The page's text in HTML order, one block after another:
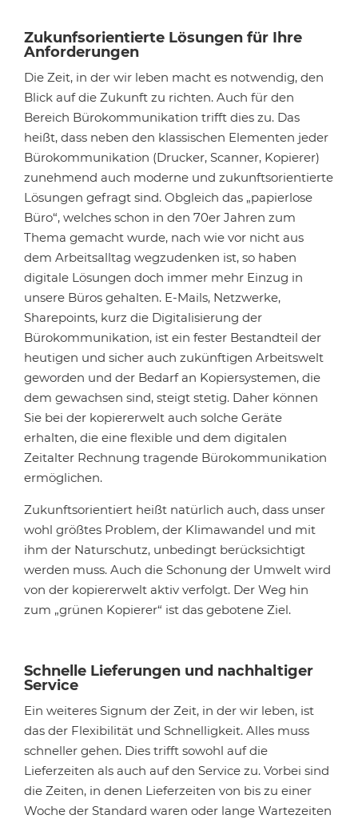
Zukunfsorientierte Lösungen für Ihre
Anforderungen
Die Zeit, in der wir leben macht es notwendig, den
Blick auf die Zukunft zu richten. Auch für den
Bereich Bürokommunikation trifft dies zu. Das
heißt, dass neben den klassischen Elementen jeder
Bürokommunikation (Drucker, Scanner, Kopierer)
zunehmend auch moderne und zukunftsorientierte
Lösungen gefragt sind. Obgleich das „papierlose
Büro“, welches schon in den 70er Jahren zum
Thema gemacht wurde, nach wie vor nicht aus
dem Arbeitsalltag wegzudenken ist, so haben
digitale Lösungen doch immer mehr Einzug in
unsere Büros gehalten. E-Mails, Netzwerke,
Sharepoints, kurz die Digitalisierung der
Bürokommunikation, ist ein fester Bestandteil der
heutigen und sicher auch zukünftigen Arbeitswelt
geworden und der Bedarf an Kopiersystemen, die
dem gewachsen sind, steigt stetig. Daher können
Sie bei der kopiererwelt auch solche Geräte
erhalten, die eine flexible und dem digitalen
Zeitalter Rechnung tragende Bürokommunikation
ermöglichen.
Zukunftsorientiert heißt natürlich auch, dass unser
wohl größtes Problem, der Klimawandel und mit
ihm der Naturschutz, unbedingt berücksichtigt
werden muss. Auch die Schonung der Umwelt wird
von der kopiererwelt aktiv verfolgt. Der Weg hin
zum „grünen Kopierer“ ist das gebotene Ziel.
Schnelle Lieferungen und nachhaltiger
Service
Ein weiteres Signum der Zeit, in der wir leben, ist
das der Flexibilität und Schnelligkeit. Alles muss
schneller gehen. Dies trifft sowohl auf die
Lieferzeiten als auch auf den Service zu. Vorbei sind
die Zeiten, in denen Lieferzeiten von bis zu einer
Woche der Standard waren oder lange Wartezeiten